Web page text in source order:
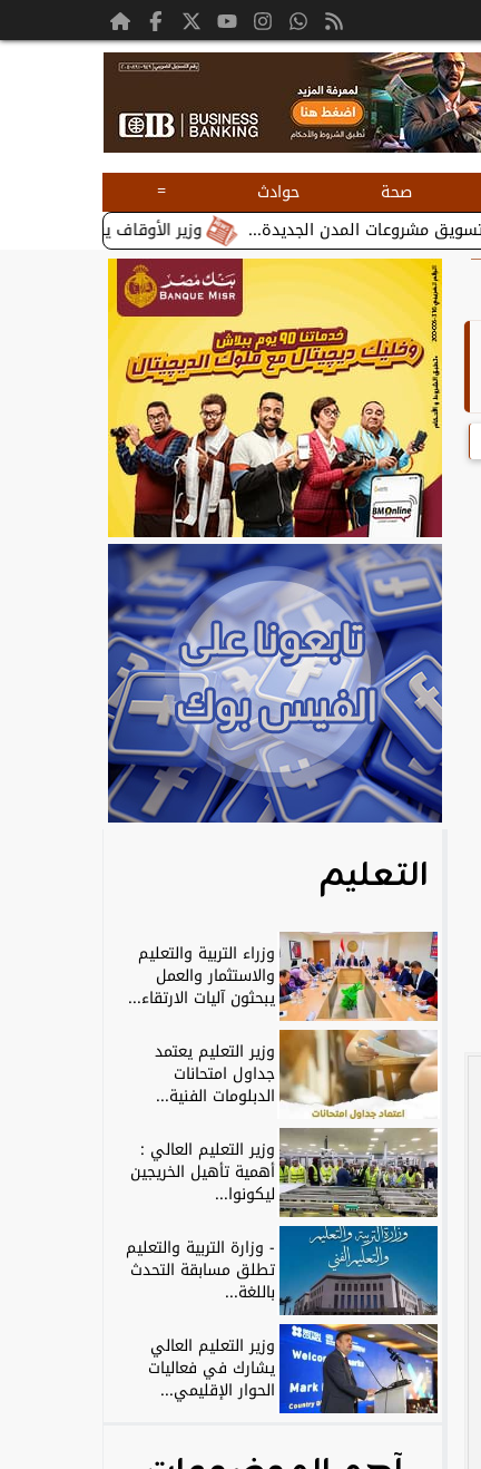
صحة حوادث
=
وزير الأوقاف يستقبل بطريرك الأقباط
التعليم
وزراء التربية والتعليم
والاستثمار والعمل
يبحثون آليات الارتقاء...
وزير التعليم يعتمد
جداول امتحانات
الدبلومات الفنية...
وزير التعليم العالي :
أهمية تأهيل الخريجين
ليكونوا...
- وزارة التربية والتعليم
تطلق مسابقة التحدث
باللغة...
وزير التعليم العالي
يشارك في فعاليات
الحوار الإقليمي...